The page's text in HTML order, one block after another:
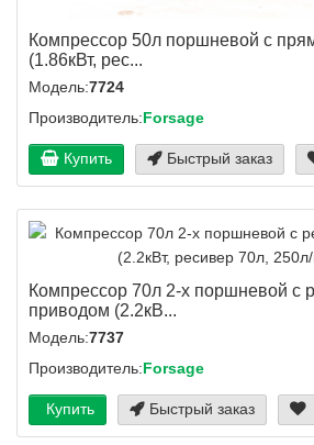
Компрессор 50л поршневой с
(1.86кВт, рес...
Модель:7724
Производитель:Forsage
Купить Быстрый заказ
Компрессор 70л 2-х поршневой с
приводом (2.2кВ...
Модель:7737
Производитель:Forsage
Купить Быстрый заказ